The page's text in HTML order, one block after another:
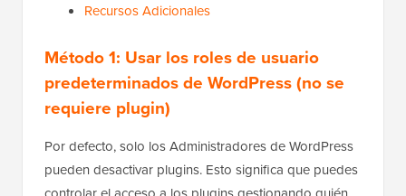
Recursos Adicionales
Método 1: Usar los roles de usuario
predeterminados de WordPress (no se
requiere plugin)
Por defecto, solo los Administradores de WordPress
pueden desactivar plugins. Esto significa que puedes